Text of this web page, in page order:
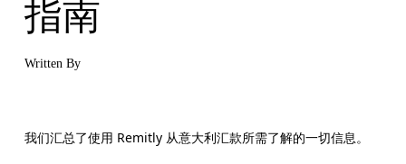
指南
Written By
我们汇总了使用 Remitly 从意大利汇款所需了解的一切信息。